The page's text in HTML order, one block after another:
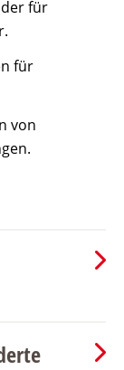
für
für
von